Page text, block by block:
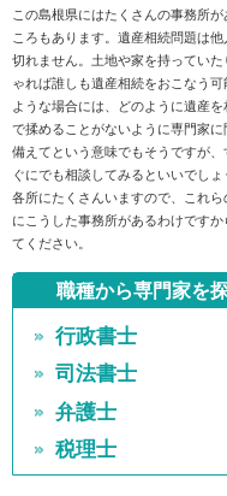
この島根県にはたくさんの事務所
ころもあります。遺産相続問題は
切れません。土地や家を持ってい
ゃれば誰しも遺産相続をおこなう
ような場合には、どのように遺産
で揉めることがないように専門家
備えてという意味でもそうですが
ぐにでも相談してみるといいでし
各所にたくさんいますので、これ
にこうした事務所があるわけです
てください。
職種から専門家を
行政書士
司法書士
弁護士
税理士